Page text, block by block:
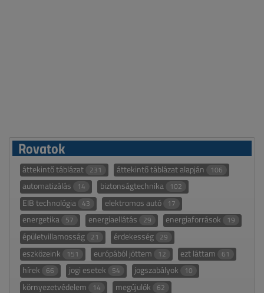
Rovatok
áttekintő táblázat 231 áttekintő táblázat alapján 106
automatizálás 14 biztonságtechnika 102
EIB technológia 43 elektromos autó 17
energetika 57 energiaellátás 29 energiaforrások 19
épületvillamosság 21 érdekesség 29
eszközeink 151 európából jöttem 12 ezt láttam 61
hírek 66 jogi esetek 54 jogszabályok 10
környezetvédelem 14 megújulók 62